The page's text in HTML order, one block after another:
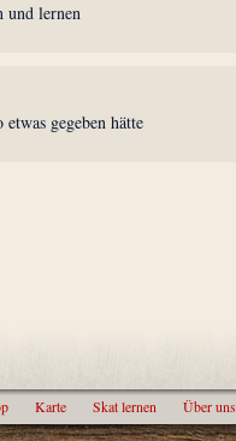
und lernen
gegeben hätte
Karte Skat lernen Über uns